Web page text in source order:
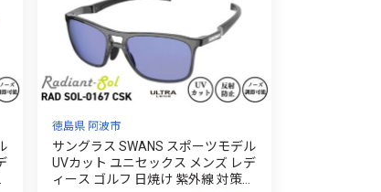
徳島県 阿波市
サングラス SWANS スポーツモデル
UVカット ユニセックス メンズ レデ
ィース ゴルフ 日焼け 紫外線 対策